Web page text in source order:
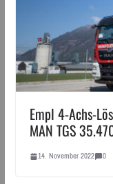
Empl 4-Achs-
MAN TGS
14. November 2022 0